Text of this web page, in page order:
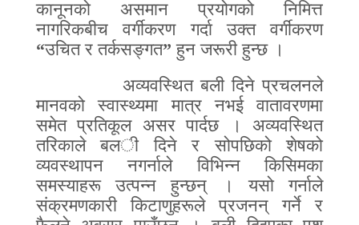
कानूनको असमान प्रयोगको निमित्त
नागरिकबीच वर्गीकरण गर्दा उक्त वर्गीकरण
“उचित र तर्कसङ्गत”हुन जरूरी हुन्छ ।
अव्यवस्थित बली दिने प्रचलनले
मानवको स्वास्थ्यमा मात्र नभई वातावरणमा
समेत प्रतिकूल असर पार्दछ । अव्यवस्थित
तरिकाले बलीदिने र सोपछिको शेषको
व्यवस्थापन नगर्नाले विभिन्न किसिमका
समस्याहरू उत्पन्न हुन्छन् । यसो गर्नाले
संक्रमणकारी किटाणुहरूले प्रजनन् गर्ने र